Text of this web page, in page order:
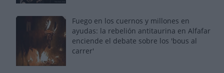
Fuego en los cuernos y millones en
ayudas: la rebelión antitaurina en Alfafar
enciende el debate sobre los 'bous al
carrer'